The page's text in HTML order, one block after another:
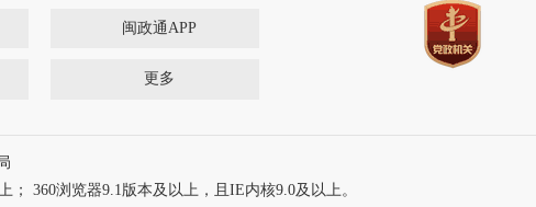
闽政通APP
更多
360浏览器9.1版本及以上，且IE内核9.0及以上。